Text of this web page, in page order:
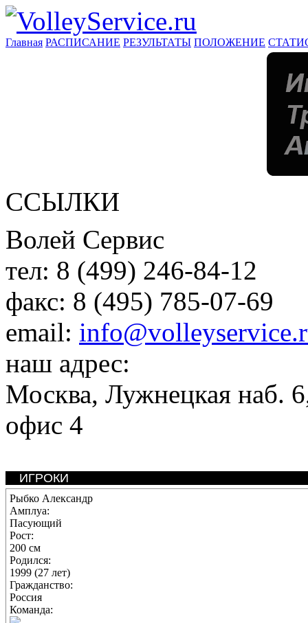
Главная РАСПИСАНИЕ РЕЗУЛЬТАТЫ ПОЛОЖЕНИЕ
ССЫЛКИ
Волей Сервис
тел: 8 (499) 246-84-12
факс: 8 (495) 785-07-69
email:
наш адрес:
Москва, Лужнецкая наб.
офис 4
ИГРОКИ
Рыбко Александр
Амплуа:
Пасующий
Рост:
200 см
Родился:
1999 (27 лет)
Гражданство:
Россия
Команда: